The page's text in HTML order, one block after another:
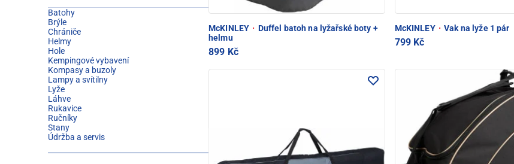
Batohy
Brýle
Chrániče
Helmy
Hole
Kempingové vybavení
Kompasy a buzoly
Lampy a svítilny
Lyže
Láhve
Rukavice
Ručníky
Stany
Údržba a servis
McKINLEY · Duffel batoh na lyžařské boty +
helmu
899 Kč
McKINLEY · Vak na lyže 1 pár
799 Kč